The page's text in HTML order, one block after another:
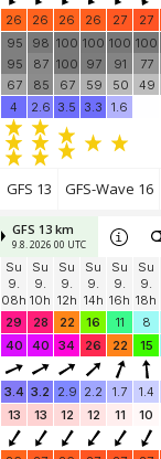
26 26 26 26 27 27
95
95
67
98
87
85
100
100
67
100
97
59
100
91
50
100
77
49
4
2.6 3.5 3.3 1.6
GFS 13 GFS-Wave 16
GFS 13 km
9.8. 2026 00 UTC
Su
9.
08h
Su
9.
10h
Su
9.
12h
Su
9.
14h
Su
9.
16h
Su
9.
18h
29
28 22 16 11 8
40
40 34 26 22 15
3.4 3.2 2.9 2.2 1.7 1.4
13
13 12 12 11 10